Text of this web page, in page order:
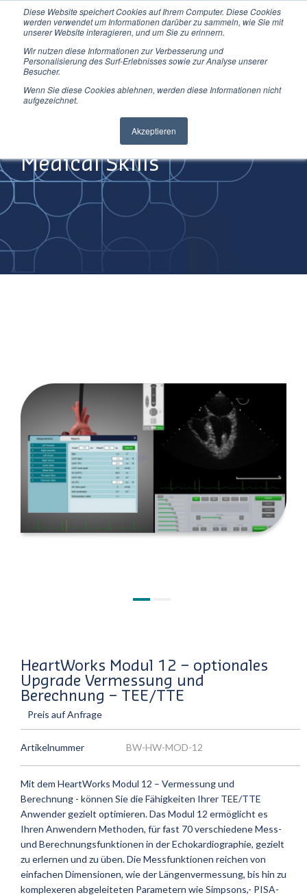
Diese Website speichert Cookies auf Ihrem Computer. Diese Cookies
werden verwendet um Informationen darüber zu sammeln, wie Sie mit
unserer Website interagieren, und um Sie zu erinnern.
Wir nutzen diese Informationen zur Verbesserung und
Personalisierung des Surf-Erlebnisses sowie zur Analyse unserer
Besucher.
Wenn Sie diese Cookies ablehnen, werden diese Informationen nicht
aufgezeichnet.
Akzeptieren
Direkt
zum
Medical Skills
HeartWorks Modul 12 – optionales
Upgrade Vermessung und
Berechnung – TEE/TTE
Preis auf Anfrage
Artikelnummer BW-HW-MOD-12
Mit dem HeartWorks Modul 12 – Vermessung und
Berechnung - können Sie die Fähigkeiten Ihrer TEE/TTE
Anwender gezielt optimieren. Das Modul 12 ermöglicht es
Ihren Anwendern Methoden, für fast 70 verschiedene Mess-
und Berechnungsfunktionen in der Echokardiographie, gezielt
zu erlernen und zu üben. Die Messfunktionen reichen von
einfachen Dimensionen, wie der Längenvermessung, bis hin zu
komplexeren abgeleiteten Parametern wie Simpsons,- PISA-